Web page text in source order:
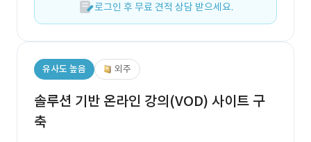
로그인 후 무료 견적 상담 받으세요.
유사도 높음 외주
솔루션 기반 온라인 강의(VOD) 사이트 구
축